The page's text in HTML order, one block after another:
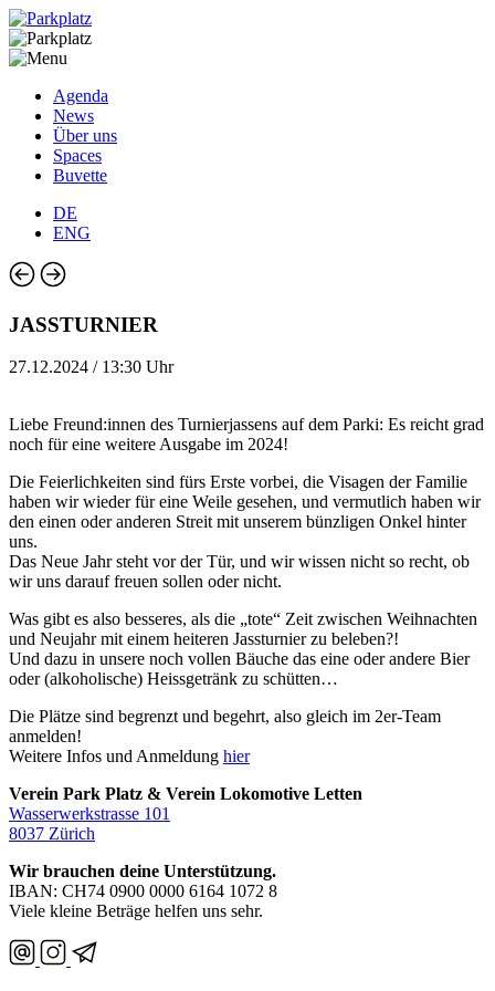
Agenda
News
Über uns
Spaces
Buvette
DE
ENG
JASSTURNIER
27.12.2024 / 13:30 Uhr
Liebe Freund:innen des Turnierjassens auf dem Parki: Es reicht grad
noch für eine weitere Ausgabe im 2024!
Die Feierlichkeiten sind fürs Erste vorbei, die Visagen der Familie
haben wir wieder für eine Weile gesehen, und vermutlich haben wir
den einen oder anderen Streit mit unserem bünzligen Onkel hinter
uns.
Das Neue Jahr steht vor der Tür, und wir wissen nicht so recht, ob
wir uns darauf freuen sollen oder nicht.
Was gibt es also besseres, als die „tote“ Zeit zwischen Weihnachten
und Neujahr mit einem heiteren Jassturnier zu beleben?!
Und dazu in unsere noch vollen Bäuche das eine oder andere Bier
oder (alkoholische) Heissgetränk zu schütten…
Die Plätze sind begrenzt und begehrt, also gleich im 2er-Team
anmelden!
Weitere Infos und Anmeldung hier
Verein Park Platz & Verein Lokomotive Letten
Wasserwerkstrasse 101
8037 Zürich
Wir brauchen deine Unterstützung.
IBAN: CH74 0900 0000 6164 1072 8
Viele kleine Beträge helfen uns sehr.